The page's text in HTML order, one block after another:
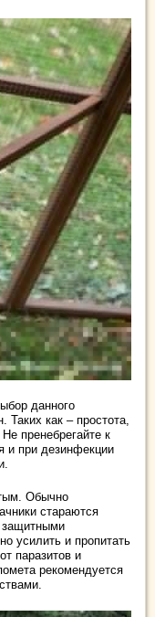
данного
Таких как – простота,
пренебрегайте к
и при дезинфекции
Обычно
стараются
защитными
усилить и пропитать
паразитов и
рекомендуется